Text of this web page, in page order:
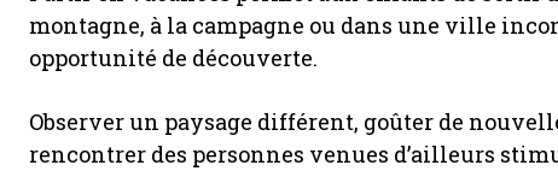
montagne, à la campagne ou dans une ville
opportunité de découverte.
Observer un paysage différent, goûter de
rencontrer des personnes venues d’ailleurs